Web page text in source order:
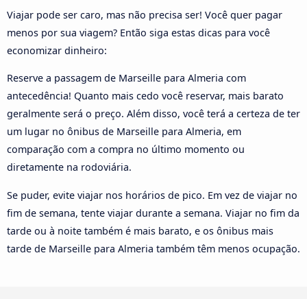
Viajar pode ser caro, mas não precisa ser! Você quer pagar
menos por sua viagem? Então siga estas dicas para você
economizar dinheiro:
Reserve a passagem de Marseille para Almeria com
antecedência! Quanto mais cedo você reservar, mais barato
geralmente será o preço. Além disso, você terá a certeza de ter
um lugar no ônibus de Marseille para Almeria, em
comparação com a compra no último momento ou
diretamente na rodoviária.
Se puder, evite viajar nos horários de pico. Em vez de viajar no
fim de semana, tente viajar durante a semana. Viajar no fim da
tarde ou à noite também é mais barato, e os ônibus mais
tarde de Marseille para Almeria também têm menos ocupação.